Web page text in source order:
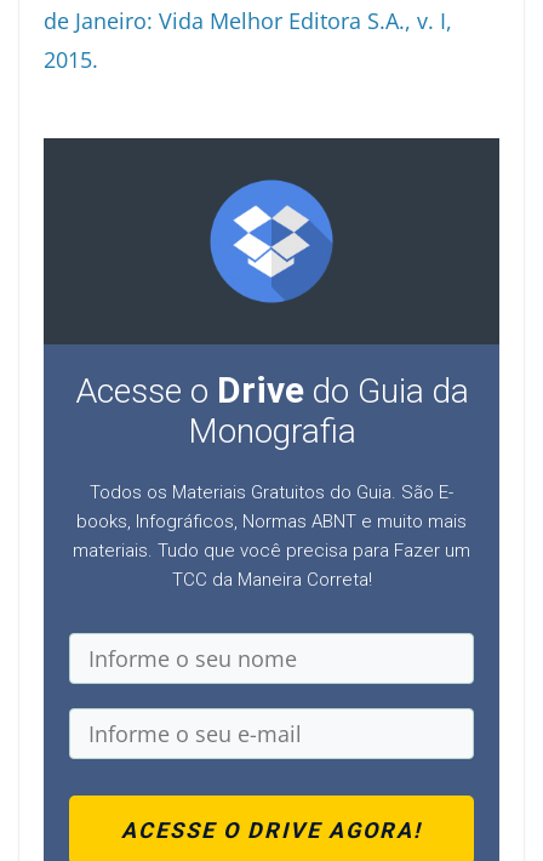
de Janeiro: Vida Melhor Editora S.A., v. I,
2015.
Acesse o Drivedo Guia da
Monografia
Todos os Materiais Gratuitos do Guia. São E-
books, Infográficos, Normas ABNT e muito mais
materiais. Tudo que você precisa para Fazer um
TCC da Maneira Correta!
ACESSE O DRIVE AGORA!